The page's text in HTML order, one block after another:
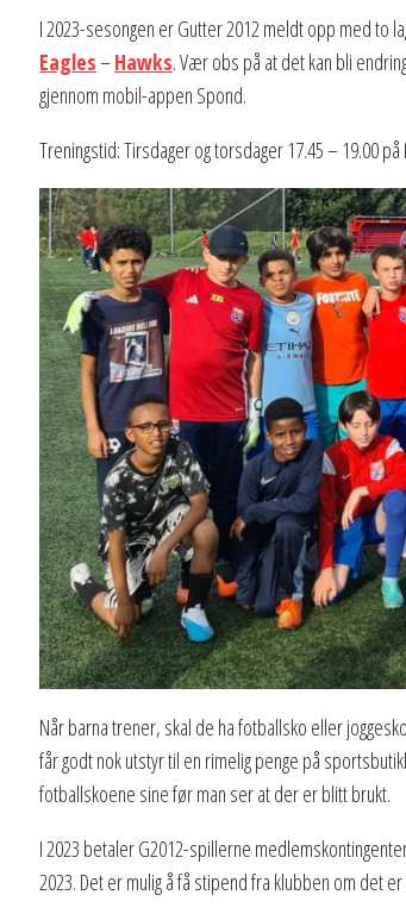
I 2023-sesongen er Gutter 2012 meldt opp med to
Eagles–Hawks. Vær obs på at det kan bli
gjennom mobil-appen Spond.
Treningstid: Tirsdager og torsdager 17.45 – 19.00 på
Når barna trener, skal de ha fotballsko eller
får godt nok utstyr til en rimelig penge på
fotballskoene sine før man ser at der er blitt brukt.
I 2023 betaler G2012-spillerne
2023. Det er mulig å få stipend fra klubben om det